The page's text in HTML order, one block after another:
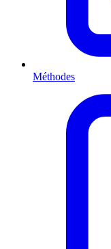
Méthodes